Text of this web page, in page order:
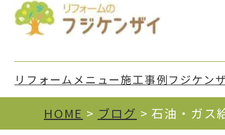
リフォームメニュー施⼯事例フジケン
HOME > ブログ > 石油・ガス